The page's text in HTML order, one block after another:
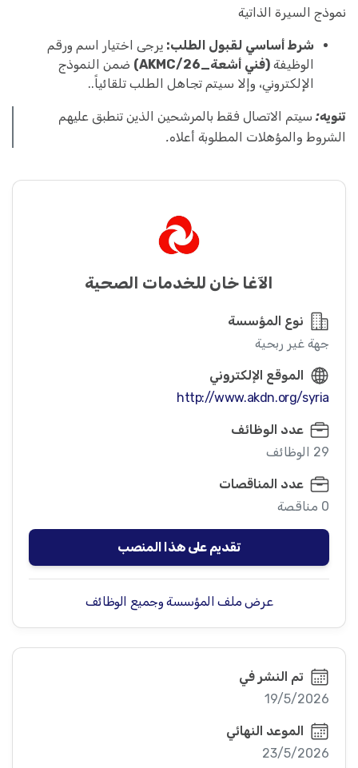
نموذج السيرة الذاتية
شرط أساسي لقبول الطلب: يرجى اختيار اسم ورقم
الوظيفة (فني أشعة_AKMC/26)
ضمن النموذج
الإلكتروني، وإلا سيتم تجاهل الطلب تلقائياً..
تنويه: سيتم الاتصال فقط بالمرشحين الذين تنطبق عليهم
الشروط والمؤهلات المطلوبة أعلاه.
الآغا خان للخدمات الصحية
نوع المؤسسة
جهة غير ربحية
الموقع الإلكتروني
http://www.akdn.org/syria
عدد الوظائف
29 الوظائف
عدد المناقصات
0 مناقصة
تقديم على هذا المنصب
عرض ملف المؤسسة وجميع الوظائف
تم النشر في
19/5/2026
الموعد النهائي
23/5/2026